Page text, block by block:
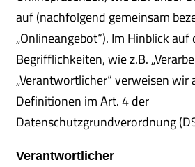
auf (nachfolgend gemeinsam
„Onlineangebot“). Im Hinblick
Begrifflichkeiten, wie z.B.
„Verantwortlicher“ verweisen wir
Definitionen im Art. 4 der
Datenschutzgrundverordnung
Verantwortlicher